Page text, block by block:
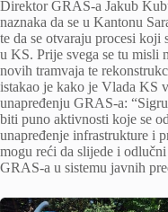
Direktor GRAS-a Jakub
naznaka da se u Kantonu
te da se otvaraju procesi
u KS. Prije svega se tu misli
novih tramvaja te
istakao je kako je Vlada KS
unapređenju GRAS-a:
biti puno aktivnosti koje se
unapređenje infrastrukture i
mogu reći da slijede i
GRAS-a u sistemu javnih